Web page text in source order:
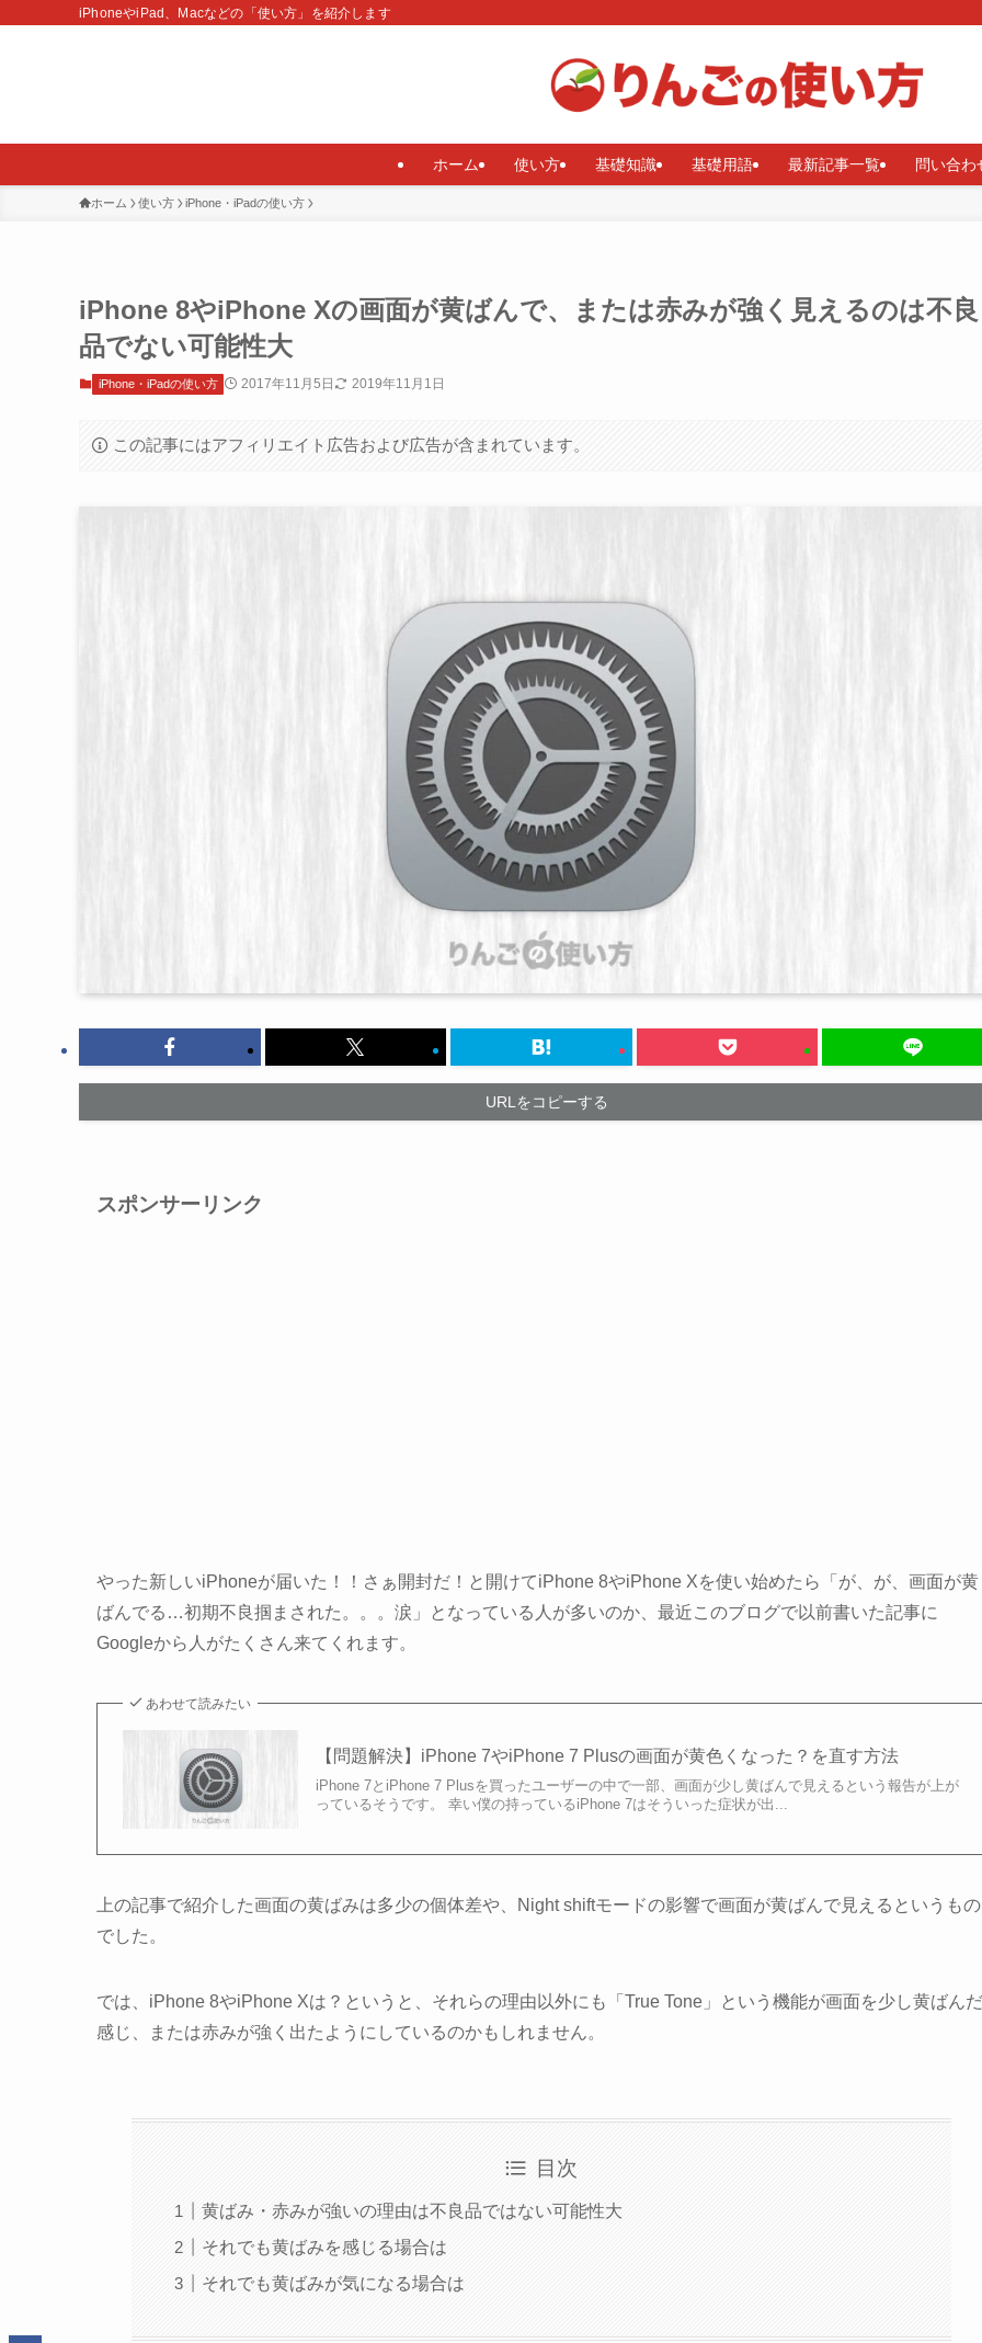
iPhoneやiPad、Macなどの「使い方」を紹介します
ホーム 使い方 基礎知識 基礎用語 最新記事一覧 問い合わ
ホーム 使い方 iPhone・iPadの使い方
iPhone 8やiPhone Xの画面が黄ばんで、または赤みが強く見えるのは不良
品でない可能性大
iPhone・iPadの使い方 2017年11月5日 2019年11月1日
この記事にはアフィリエイト広告および広告が含まれています。
URLをコピーする
スポンサーリンク
やった新しいiPhoneが届いた！！さぁ開封だ！と開けてiPhone 8やiPhone Xを使い始めたら「が、が、画面が黄
ばんでる…初期不良掴まされた。。。涙」となっている人が多いのか、最近このブログで以前書いた記事に
Googleから人がたくさん来てくれます。
あわせて読みたい
【問題解決】iPhone 7やiPhone 7 Plusの画面が黄色くなった？を直す方法
iPhone 7とiPhone 7 Plusを買ったユーザーの中で一部、画面が少し黄ばんで見えるという報告が上が
っているそうです。 幸い僕の持っているiPhone 7はそういった症状が出...
上の記事で紹介した画面の黄ばみは多少の個体差や、Night shiftモードの影響で画面が黄ばんで見えるというもの
でした。
では、iPhone 8やiPhone Xは？というと、それらの理由以外にも「True Tone」という機能が画面を少し黄ばんだ
感じ、または赤みが強く出たようにしているのかもしれません。
目次
黄ばみ・赤みが強いの理由は不良品ではない可能性大
それでも黄ばみを感じる場合は
それでも黄ばみが気になる場合は